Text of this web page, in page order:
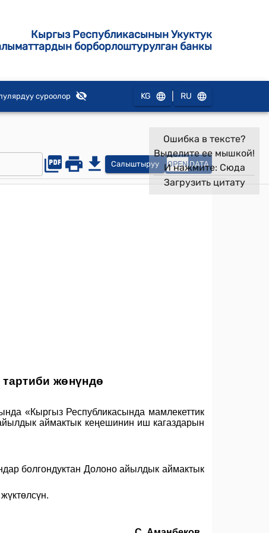
Кыргыз Республикасынын Укуктук
борборлоштурулган банкы
суроолор KG RU
Салыштыруу OPEN DATA
Ошибка в тексте?
Выделите ее мышкой!
И нажмите: Сюда
Загрузить цитату